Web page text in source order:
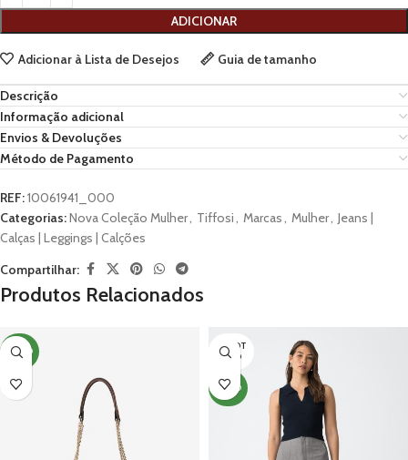
ADICIONAR
Adicionar à Lista de Desejos Guia de tamanho
Descrição
Informação adicional
Envios & Devoluções
Método de Pagamento
REF:10061941_000
Categorias:Nova Coleção Mulher, Tiffosi, Marcas, Mulher, Jeans |
Calças | Leggings | Calções
Compartilhar:
Produtos Relacionados
NOVO
ESGOT
ADO
NOVO